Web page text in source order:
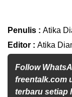
Penulis : Atika
Editor : Atika
Follow
freentalk.com
terbaru setiap